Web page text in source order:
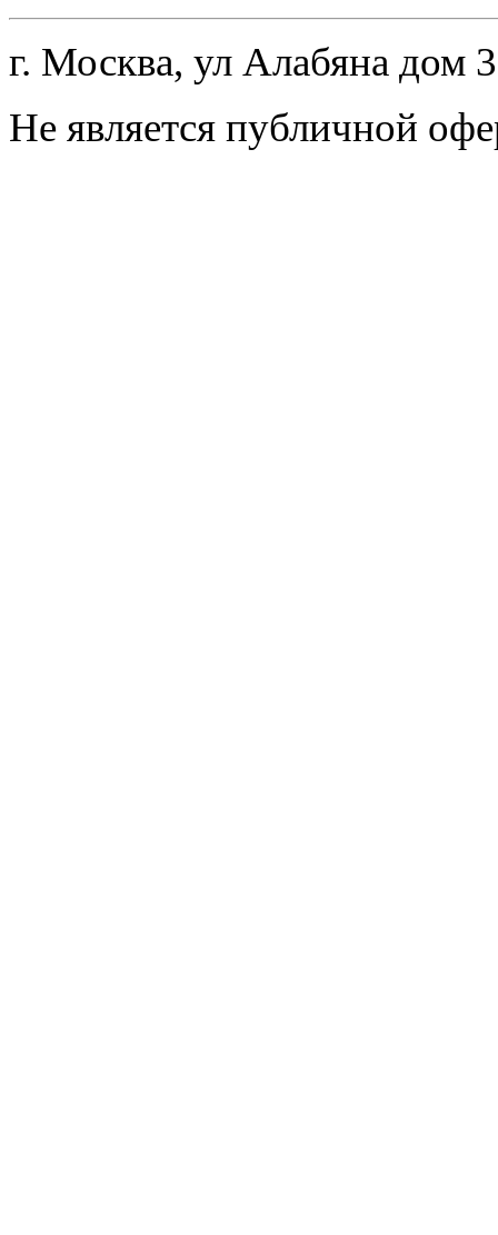
г. Москва, ул Алабяна дом
Не является публичной